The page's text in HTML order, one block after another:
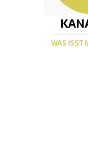
WAS ISST